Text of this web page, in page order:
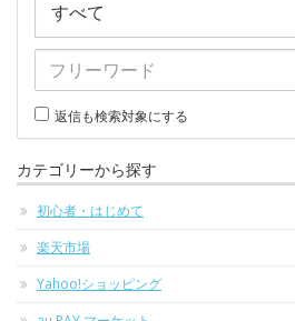
返信も検索対象にする
カテゴリーから探す
初心者・はじめて
楽天市場
Yahoo!ショッピング